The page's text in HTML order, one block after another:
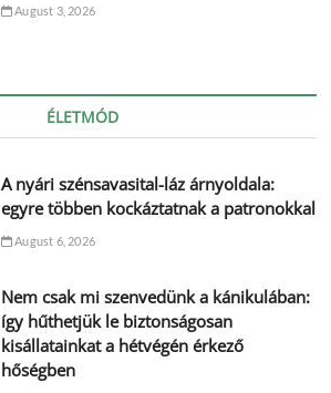
August 3, 2026
ÉLETMÓD
A nyári szénsavasital-láz árnyoldala:
egyre többen kockáztatnak a patronokkal
August 6, 2026
Nem csak mi szenvedünk a kánikulában:
így hűthetjük le biztonságosan
kisállatainkat a hétvégén érkező
hőségben